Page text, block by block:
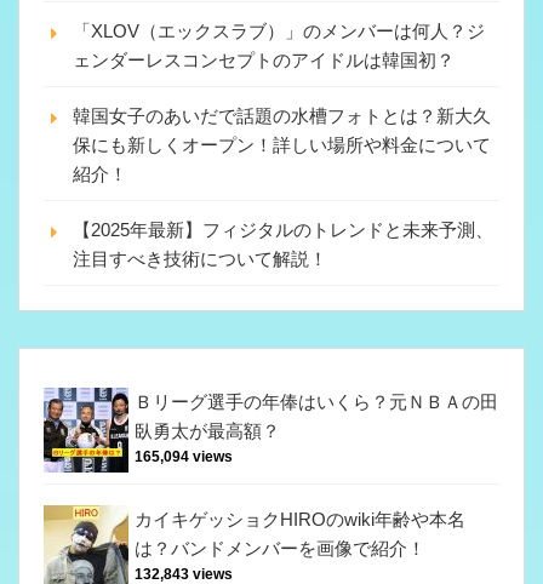
「XLOV（エックスラブ）」のメンバーは何人？ジ
ェンダーレスコンセプトのアイドルは韓国初？
韓国女子のあいだで話題の水槽フォトとは？新大久
保にも新しくオープン！詳しい場所や料金について
紹介！
【2025年最新】フィジタルのトレンドと未来予測、
注目すべき技術について解説！
Ｂリーグ選手の年俸はいくら？元ＮＢＡの田
臥勇太が最高額？
165,094 views
カイキゲッショクHIROのwiki年齢や本名
は？バンドメンバーを画像で紹介！
132,843 views